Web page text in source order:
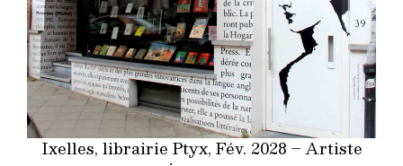
Ixelles, librairie Ptyx, Fév. 2028 – Artiste